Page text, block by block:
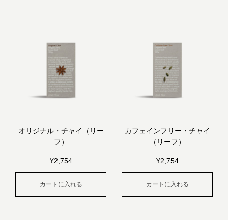
オリジナル・チャイ（リー
フ）
¥2,754
カートに入れる
カフェインフリー・チャイ
（リーフ）
¥2,754
カートに入れる